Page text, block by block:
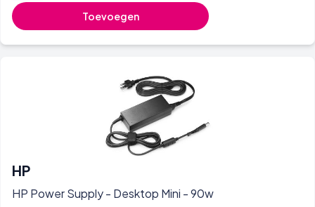
Toevoegen
HP
HP Power Supply - Desktop Mini - 90w